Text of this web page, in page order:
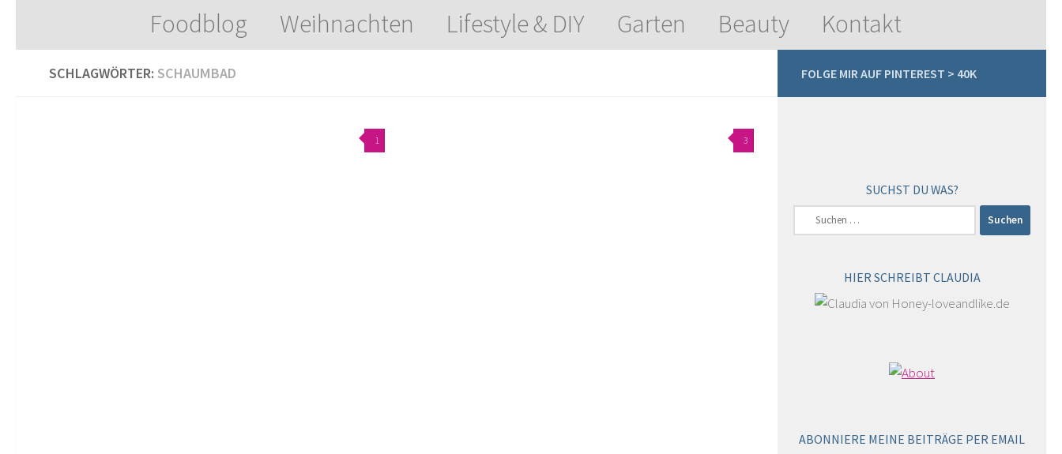
Foodblog Weihnachten Lifestyle & DIY Garten Beauty Kontakt
SCHLAGWÖRTER: SCHAUMBAD
1 3
FOLGE MIR AUF PINTEREST > 40K
SUCHST DU WAS?
Suchen
nach:
HIER SCHREIBT CLAUDIA
ABONNIERE MEINE BEITRÄGE PER EMAIL